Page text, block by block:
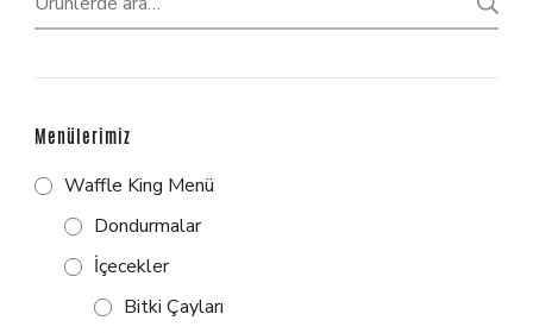
Menülerimiz
Waffle King Menü
Dondurmalar
İçecekler
Bitki Çayları